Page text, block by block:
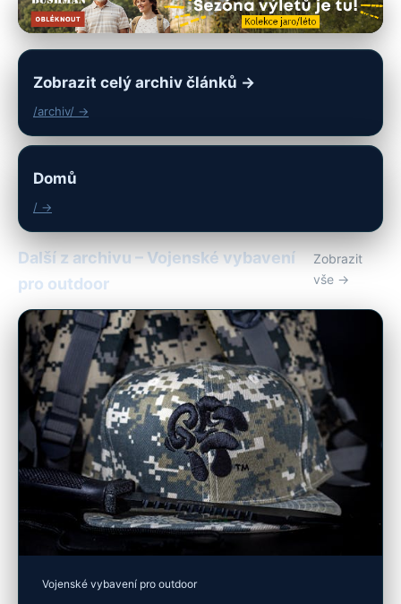
Zobrazit celý archiv článků →
/archiv/ →
Domů
/ →
Další z archivu – Vojenské vybavení
pro outdoor
Zobrazit
vše →
Vojenské vybavení pro outdoor